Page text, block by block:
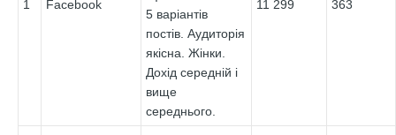
1 Facebook
5 варіантів
постів. Аудиторія
якісна. Жінки.
Дохід середній і
вище
середнього.
11 299 363